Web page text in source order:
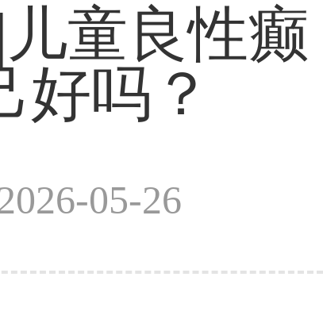
童良性癫
好吗？
05-26